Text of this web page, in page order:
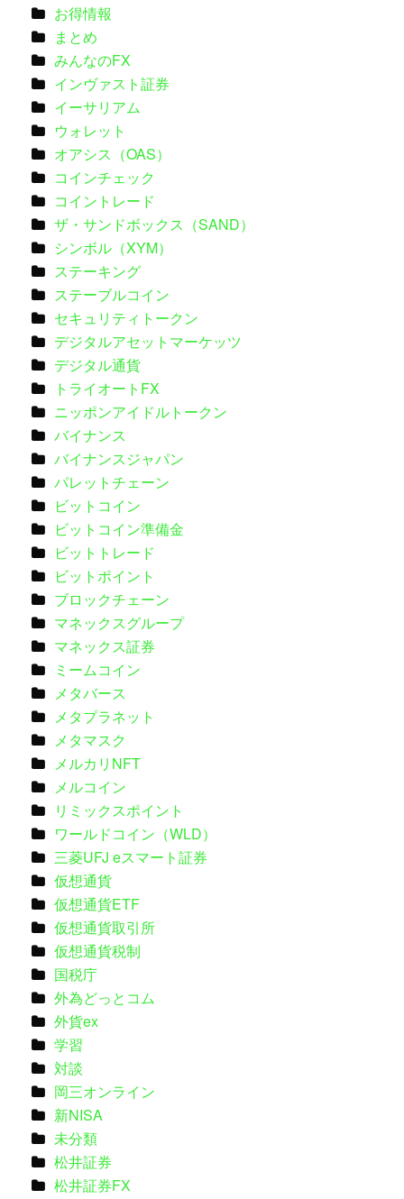
お得情報
まとめ
みんなのFX
インヴァスト証券
イーサリアム
ウォレット
オアシス（OAS）
コインチェック
コイントレード
ザ・サンドボックス（SAND）
シンボル（XYM）
ステーキング
ステーブルコイン
セキュリティトークン
デジタルアセットマーケッツ
デジタル通貨
トライオートFX
ニッポンアイドルトークン
バイナンス
バイナンスジャパン
パレットチェーン
ビットコイン
ビットコイン準備金
ビットトレード
ビットポイント
ブロックチェーン
マネックスグループ
マネックス証券
ミームコイン
メタバース
メタプラネット
メタマスク
メルカリNFT
メルコイン
リミックスポイント
ワールドコイン（WLD）
三菱UFJ eスマート証券
仮想通貨
仮想通貨ETF
仮想通貨取引所
仮想通貨税制
国税庁
外為どっとコム
外貨ex
学習
対談
岡三オンライン
新NISA
未分類
松井証券
松井証券FX